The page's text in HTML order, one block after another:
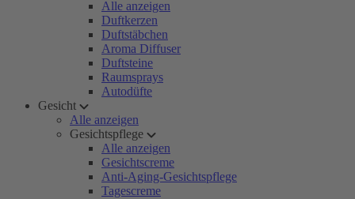
Alle anzeigen
Duftkerzen
Duftstäbchen
Aroma Diffuser
Duftsteine
Raumsprays
Autodüfte
Gesicht
Alle anzeigen
Gesichtspflege
Alle anzeigen
Gesichtscreme
Anti-Aging-Gesichtspflege
Tagescreme